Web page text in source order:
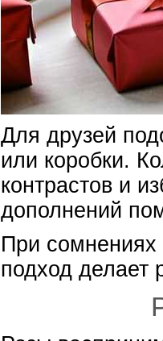
Для друзей
или коробки.
контрастов и
дополнений
При сомнениях
подход делает